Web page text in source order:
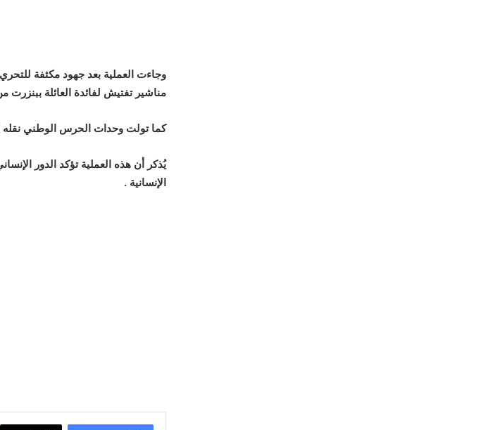
مناشير تفتيش لفائدة العائلة ببنزرت
كما تولت وحدات الحرس الوطني نقله
يُذكر أن هذه العملية تؤكد الدور
الإنسانية .